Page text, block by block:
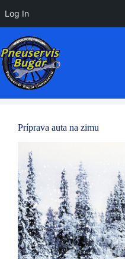
Log In
obsah
Príprava auta na zimu